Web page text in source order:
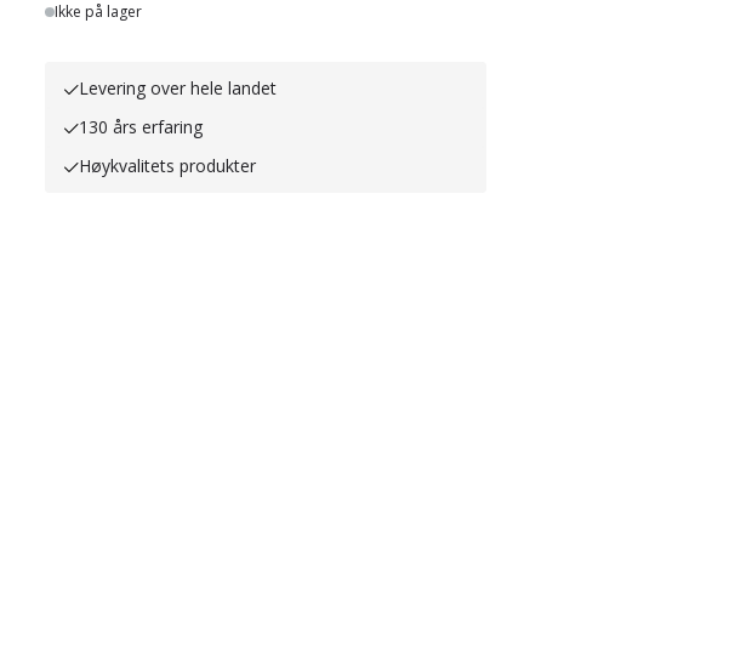
Lager
Ikke på lager
Levering over hele landet
130 års erfaring
Høykvalitets produkter